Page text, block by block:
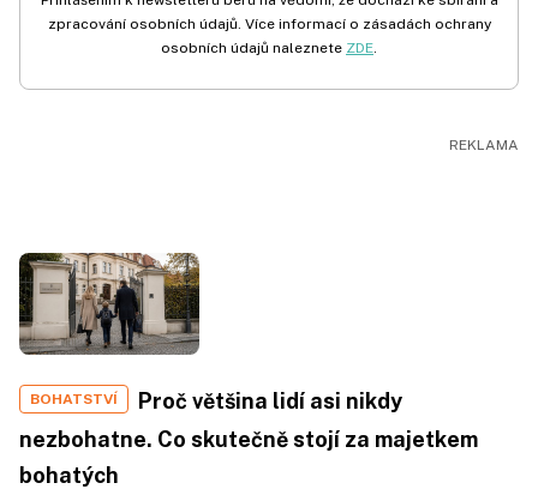
zpracování osobních údajů. Více informací o zásadách ochrany
osobních údajů naleznete ZDE.
BOHATSTVÍ
Proč většina lidí asi nikdy
nezbohatne. Co skutečně stojí za majetkem
bohatých